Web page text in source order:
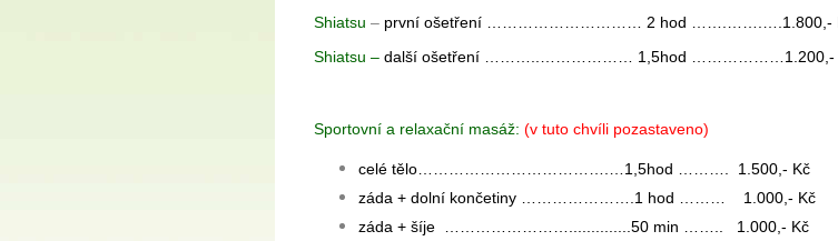
Shiatsu – první ošetření ………………………… 2 hod …….…….….1.800,-
Shiatsu – další ošetření ………..……………… 1,5hod ………………1.200,-
Sportovní a relaxační masáž: (v tuto chvíli pozastaveno)
celé tělo……………………………….…1,5hod ………. 1.500,- Kč
záda + dolní končetiny ………………….1 hod ……… 1.000,- Kč
záda + šíje ……………………..............50 min …….. 1.000,- Kč